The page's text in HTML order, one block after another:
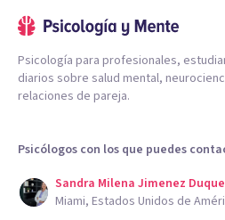
Psicología para profesionales,
diarios sobre salud mental,
relaciones de pareja.
Psicólogos con los que puedes
Sandra Milena Jimenez Duque
Miami, Estados Unidos de